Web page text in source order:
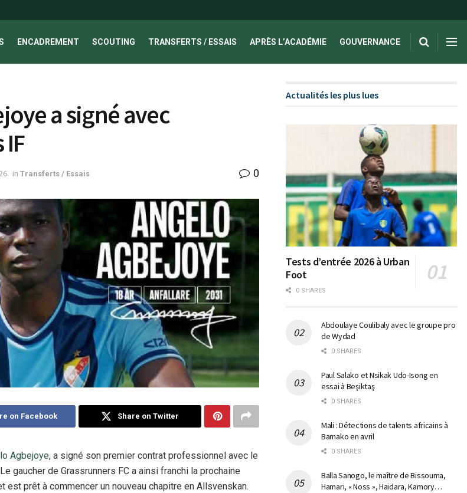
ENCADREMENT SCOUTING TRANSFERTS / ESSAIS APRÈS L’ACADÉMIE GOUVERNANCE
a signé avec
in Transferts / Essais 0
on Facebook Share on Twitter
Agbejoye, a signé son premier contrat professionnel avec le
gaucher de Grassrunners FC a ainsi franchi la prochaine
est prêt à commencer un nouveau chapitre en Allsvenskan.
Actualités les plus lues
Tests d’entrée 2026 à Urban
Foot
0 SHARES
Abdoulaye Coulibaly avec le groupe pro
de Wydad
0 SHARES
Paul Salako et Nsikak Udo-Isong en
essai à Beşiktaş
0 SHARES
Mali : Détections de talents africains à
Bamako en avril
0 SHARES
Balla Sanogo, le maître de Bissouma,
Hamari, « Noss », Haidara, Kamory…